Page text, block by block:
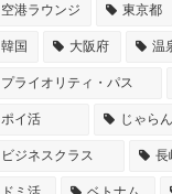
空港ラウンジ 東京都
韓国 大阪府 温
プライオリティ・パス
ポイ活 じゃらん
ビジネスクラス 長